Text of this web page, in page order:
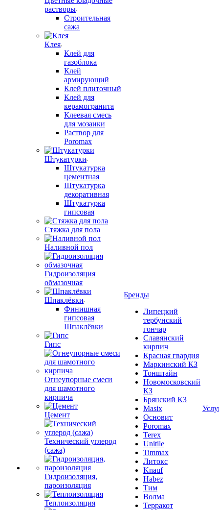
растворы
Строительная
сажа
Клея
Клей для
газоблока
Клей
армирующий
Клей плиточный
Клей для
керамогранита
Клеевая смесь
для мозаики
Раствор для
Poromax
Штукатурки
Штукатурка
цементная
Штукатурка
декоративная
Штукатурка
гипсовая
Стяжка для пола
Наливной пол
Гидроизоляция
обмазочная
Шпаклёвки
Финишная
гипсовая
Шпаклёвки
Гипс
Огнеупорные смеси
для шамотного
кирпича
Цемент
Технический углерод
(сажа)
Гидроизоляция,
пароизоляция
Теплоизоляция
Бренды
Липецкий
тербунский
гончар
Славянский
кирпич
Красная гвардия
Маркинский КЗ
Тонштайн
Новомосковский
КЗ
Брянский КЗ
Masix
Основит
Poromax
Terex
Unitile
Timmax
Литокс
Knauf
Habez
Тим
Волма
Терракот